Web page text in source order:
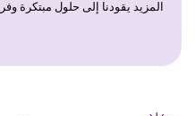
المزيد يقودنا إلى حلول مبتكرة